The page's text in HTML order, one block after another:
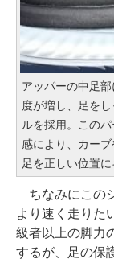
アッパーの中足
度が増し、足を
ルを採用。この
感により、カー
足を正しい位置
ちなみにこの
より速く走りた
級者以上の脚力
するが、足の保